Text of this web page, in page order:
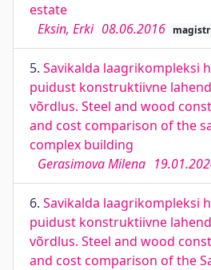
estate
Eksin, Erki 08.06.2016
5. Savikalda laagrikompleksi
puidust konstruktiivne
võrdlus. Steel and wood
and cost comparison of the
complex building
Gerasimova Milena
6. Savikalda laagrikompleksi
puidust konstruktiivne
võrdlus. Steel and wood
and cost comparison of the